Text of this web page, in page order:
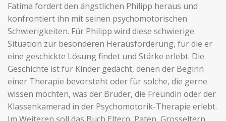
Fatima fordert den ängstlichen Philipp heraus und
konfrontiert ihn mit seinen psychomotorischen
Schwierigkeiten. Für Philipp wird diese schwierige
Situation zur besonderen Herausforderung, für die er
eine geschickte Lösung findet und Stärke erlebt. Die
Geschichte ist für Kinder gedacht, denen der Beginn
einer Therapie bevorsteht oder für solche, die gerne
wissen möchten, was der Bruder, die Freundin oder der
Klassenkamerad in der Psychomotorik-Therapie erlebt.